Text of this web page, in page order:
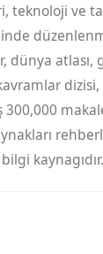
teknoloji ve
dünya atlası,
dizisi,
300,000
kaynagıdır.